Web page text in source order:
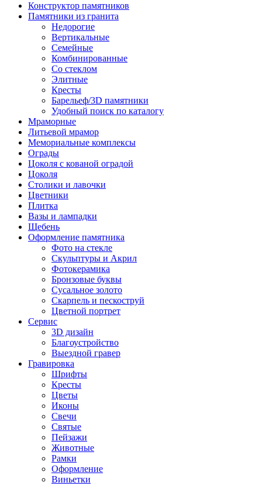
Конструктор памятников
Памятники из гранита
Недорогие
Вертикальные
Семейные
Комбинированные
Со стеклом
Элитные
Кресты
Барельеф/3D памятники
Удобный поиск по каталогу
Мраморные
Литьевой мрамор
Мемориальные комплексы
Ограды
Цоколя с кованой оградой
Цоколя
Столики и лавочки
Цветники
Плитка
Вазы и лампадки
Щебень
Оформление памятника
Фото на стекле
Скульптуры и Акрил
Фотокерамика
Бронзовые буквы
Сусальное золото
Скарпель и пескоструй
Цветной портрет
Сервис
3D дизайн
Благоустройство
Выездной гравер
Гравировка
Шрифты
Кресты
Цветы
Иконы
Свечи
Святые
Пейзажи
Животные
Рамки
Оформление
Виньетки